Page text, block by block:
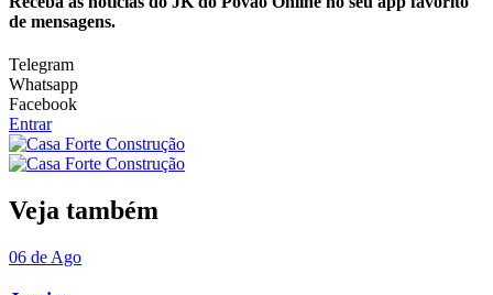
de mensagens.
Telegram
Whatsapp
Facebook
Entrar
Veja também
06 de Ago